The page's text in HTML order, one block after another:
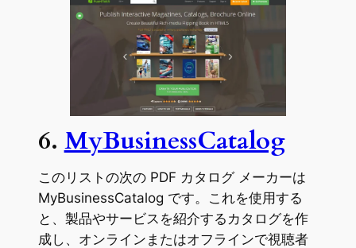
6. MyBusinessCatalog
このリストの次の PDF カタログ メーカーは
MyBusinessCatalog です。これを使用する
と、製品やサービスを紹介するカタログを作
成し、オンラインまたはオフラインで視聴者